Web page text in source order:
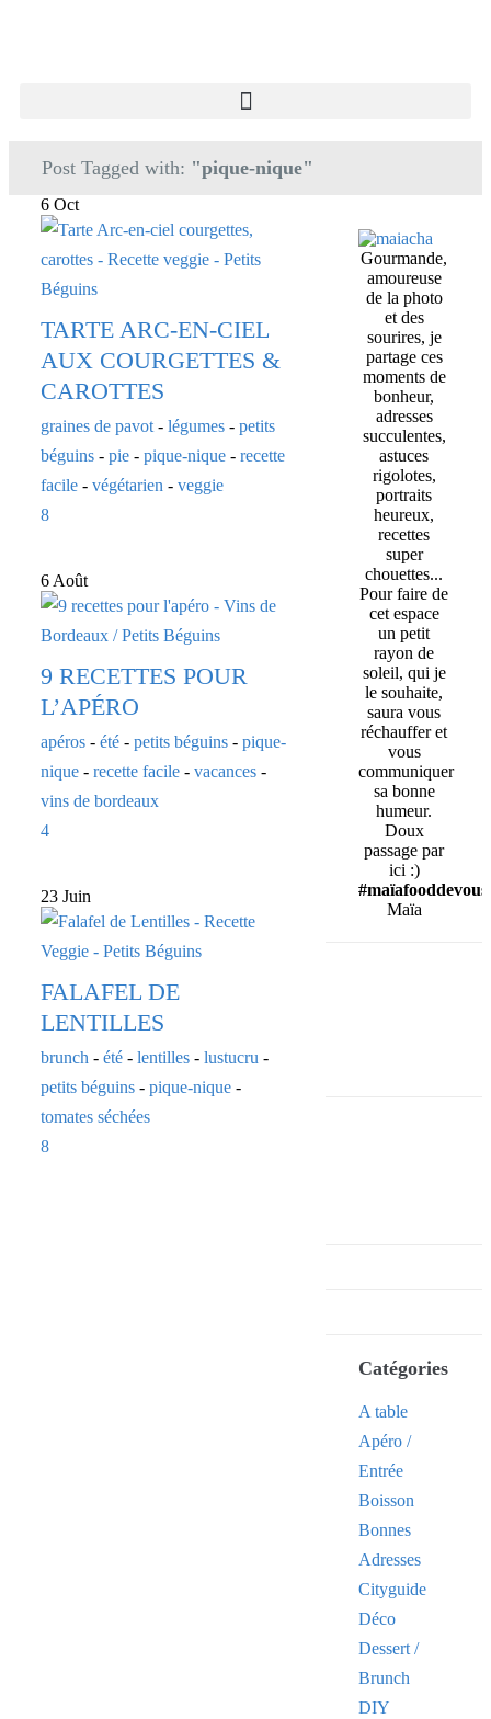
Post Tagged with: "pique-nique"
6 Oct
TARTE ARC-EN-CIEL
AUX COURGETTES &
CAROTTES
graines de pavot - légumes - petits
béguins - pie - pique-nique - recette
facile - végétarien - veggie
8
6 Août
9 RECETTES POUR
L’APÉRO
apéros - été - petits béguins - pique-
nique - recette facile - vacances -
vins de bordeaux
4
23 Juin
FALAFEL DE
LENTILLES
brunch - été - lentilles - lustucru -
petits béguins - pique-nique -
tomates séchées
8
Gourmande,
amoureuse
de la photo
et des
sourires, je
partage ces
moments de
bonheur,
adresses
succulentes,
astuces
rigolotes,
portraits
heureux,
recettes
super
chouettes...
Pour faire de
cet espace
un petit
rayon de
soleil, qui je
le souhaite,
saura vous
réchauffer et
vous
communiquer
sa bonne
humeur.
Doux
passage par
ici :)
#maïafooddevous
Maïa
Catégories
A table
Apéro /
Entrée
Boisson
Bonnes
Adresses
Cityguide
Déco
Dessert /
Brunch
DIY